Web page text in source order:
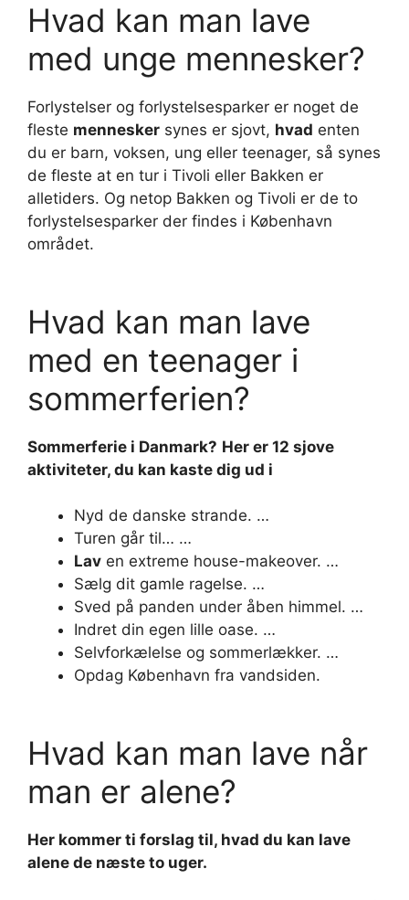
Hvad kan man lave
med unge mennesker?
Forlystelser og forlystelsesparker er noget de
fleste mennesker synes er sjovt, hvad enten
du er barn, voksen, ung eller teenager, så synes
de fleste at en tur i Tivoli eller Bakken er
alletiders. Og netop Bakken og Tivoli er de to
forlystelsesparker der findes i København
området.
Hvad kan man lave
med en teenager i
sommerferien?
Sommerferie i Danmark? Her er 12 sjove
aktiviteter, du kan kaste dig ud i
Nyd de danske strande. …
Turen går til… …
Lav en extreme house-makeover. …
Sælg dit gamle ragelse. …
Sved på panden under åben himmel. …
Indret din egen lille oase. …
Selvforkælelse og sommerlækker. …
Opdag København fra vandsiden.
Hvad kan man lave når
man er alene?
Her kommer ti forslag til, hvad du kan lave
alene de næste to uger.